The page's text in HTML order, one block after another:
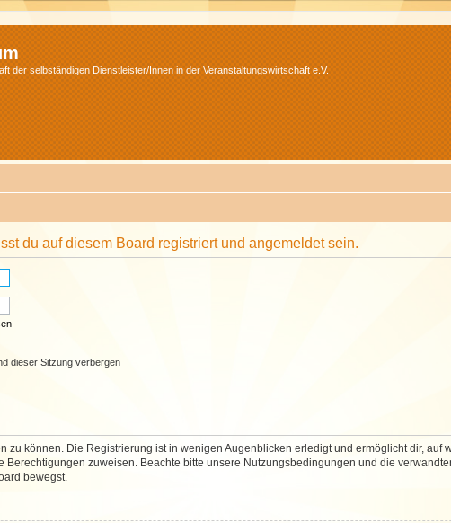
der selbständigen Dienstleister/Innen in der Veranstaltungswirtschaft e.V.
du auf diesem Board registriert und angemeldet sein.
dieser Sitzung verbergen
zu können. Die Registrierung ist in wenigen Augenblicken erledigt und ermöglicht dir, auf
zuweisen. Beachte bitte unsere Nutzungsbedingungen und die
bewegst.